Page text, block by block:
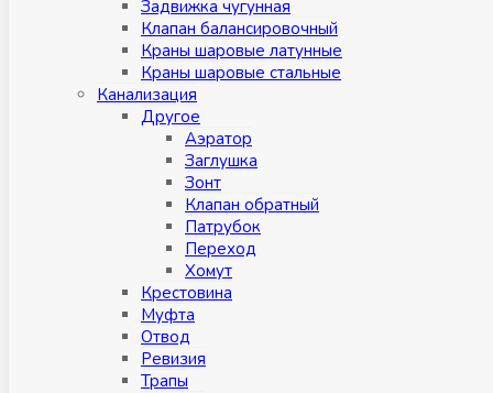
Задвижка чугунная
Клапан балансировочный
Краны шаровые латунные
Краны шаровые стальные
Канализация
Другое
Аэратор
Заглушкa
Зонт
Клапан обратный
Патрубок
Переход
Хомут
Крестовина
Муфтa
Отвод
Ревизия
Трапы